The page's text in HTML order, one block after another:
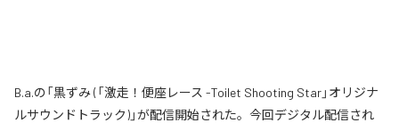
B.a.の「黒ずみ (「激走！便座レース -Toilet Shooting Star」オリジナ
ルサウンドトラック)」が配信開始された。今回デジタル配信され